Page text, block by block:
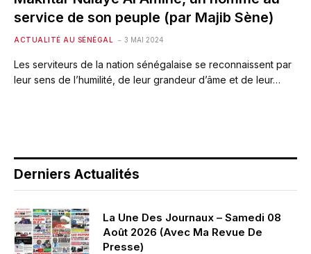
service de son peuple (par Majib Sène)
ACTUALITÉ AU SÉNÉGAL 3 MAI 2024
Les serviteurs de la nation sénégalaise se reconnaissent par
leur sens de l’humilité, de leur grandeur d’âme et de leur…
Derniers Actualités
La Une Des Journaux – Samedi 08
Août 2026 (Avec Ma Revue De
Presse)